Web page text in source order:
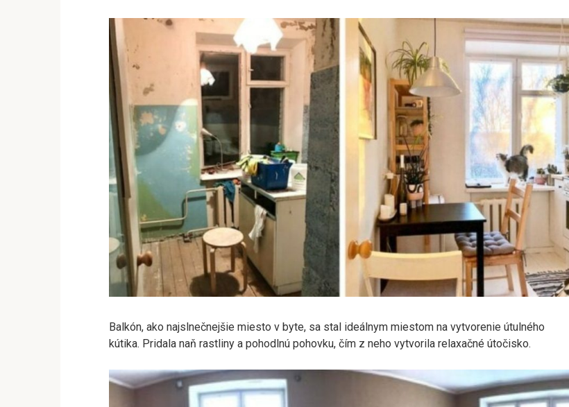
Balkón, ako najslnečnejšie miesto v byte, sa stal ideálnym miestom na vytvorenie útulného
kútika. Pridala naň rastliny a pohodlnú pohovku, čím z neho vytvorila relaxačné útočisko.